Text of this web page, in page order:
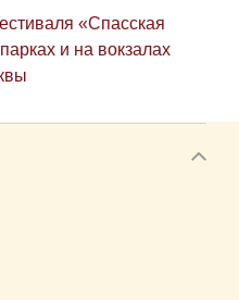
«Спасская
и на вокзалах